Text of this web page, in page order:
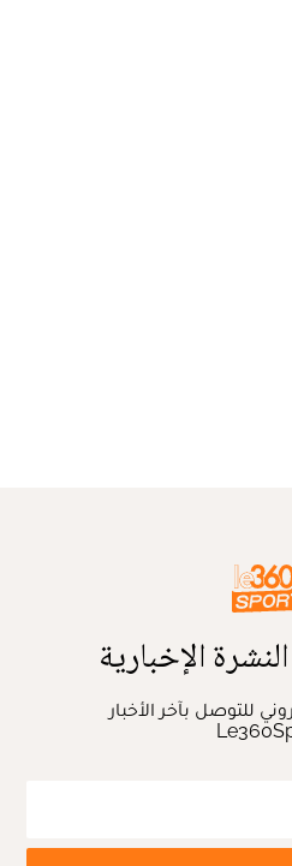
الإخبارية
للتوصل بآخر الأخبار